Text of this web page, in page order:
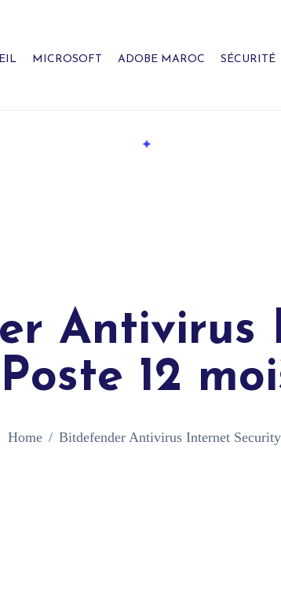
MICROSOFT ADOBE MAROC SÉCURITÉ
Antivirus
Poste 12
Home Bitdefender Antivirus Internet